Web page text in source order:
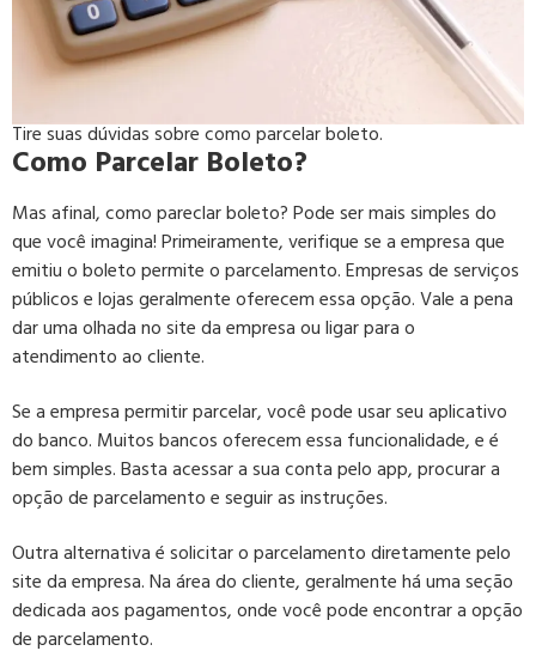
Tire suas dúvidas sobre como parcelar boleto.
Como Parcelar Boleto?
Mas afinal, como pareclar boleto? Pode ser mais simples do
que você imagina! Primeiramente, verifique se a empresa que
emitiu o boleto permite o parcelamento. Empresas de serviços
públicos e lojas geralmente oferecem essa opção. Vale a pena
dar uma olhada no site da empresa ou ligar para o
atendimento ao cliente.
Se a empresa permitir parcelar, você pode usar seu aplicativo
do banco. Muitos bancos oferecem essa funcionalidade, e é
bem simples. Basta acessar a sua conta pelo app, procurar a
opção de parcelamento e seguir as instruções.
Outra alternativa é solicitar o parcelamento diretamente pelo
site da empresa. Na área do cliente, geralmente há uma seção
dedicada aos pagamentos, onde você pode encontrar a opção
de parcelamento.